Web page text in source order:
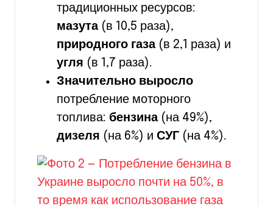
традиционных ресурсов:
мазута(в 10,5 раза),
природного газа(в 2,1 раза) и
угля (в 1,7 раза).
Значительно выросло
потребление моторного
топлива: бензина(на 49%),
дизеля (на 6%) и СУГ (на 4%).